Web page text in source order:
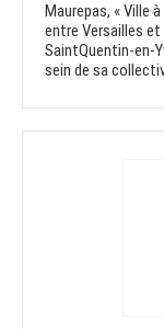
Maurepas, « Ville
entre Versailles et
SaintQuentin-en-
sein de sa